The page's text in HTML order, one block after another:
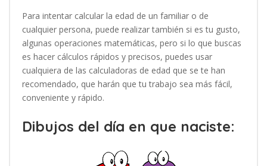
Para intentar calcular la edad de un familiar o de
cualquier persona, puede realizar también si es tu gusto,
algunas operaciones matemáticas, pero si lo que buscas
es hacer cálculos rápidos y precisos, puedes usar
cualquiera de las calculadoras de edad que se te han
recomendado, que harán que tu trabajo sea más fácil,
conveniente y rápido.
Dibujos del día en que naciste: